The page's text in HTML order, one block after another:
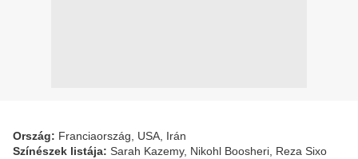
Ország: Franciaország, USA, Irán
Színészek listája: Sarah Kazemy, Nikohl Boosheri, Reza Sixo